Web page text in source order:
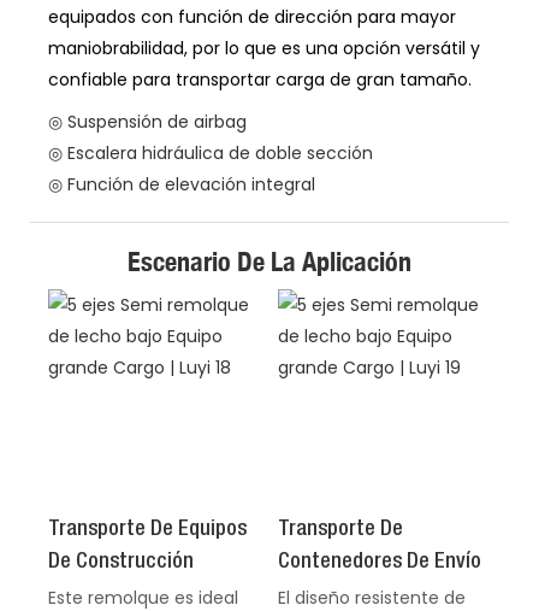
equipados con función de dirección para mayor
maniobrabilidad, por lo que es una opción versátil y
confiable para transportar carga de gran tamaño.
◎ Suspensión de airbag
◎ Escalera hidráulica de doble sección
◎ Función de elevación integral
Escenario De La Aplicación
Transporte De Equipos
De Construcción
Este remolque es ideal
Transporte De
Contenedores De Envío
El diseño resistente de